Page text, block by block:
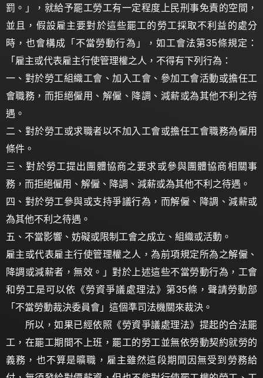
罰。」，就給予罷工勞工有一定程度上民刑事免責的空間，
並且，假設雇主要對於這些罷工的勞工採取不利益的處分
時，也會構成「不當勞動行為」，如工會法第35條規定：
「雇主或代表雇主行使管理權之人，不得有下列行為：
一、對於勞工組織工會、加入工會、參加工會活動或擔任工
會職務，而拒絕僱用、解僱、降調、減薪或為其他不利之待
遇。
二、對於勞工或求職者以不加入工會或擔任工會職務為僱用
條件。
三、對於勞工提出團體協商之要求或參與團體協商相關事
務，而拒絕僱用、解僱、降調、減薪或為其他不利之待遇。
四、對於勞工參與或支持爭議行為，而解僱、降調、減薪或
為其他不利之待遇。
五、不當影響、妨礙或限制工會之成立、組織或活動。
雇主或代表雇主行使管理權之人，為前項規定所為之解僱、
降調或減薪者，無效。」對於上述這些不當勞動行為，工會
和勞工是可以依《勞資爭議處理法》第35條，聲請勞動部
「不當勞動裁決委員會」這個準司法機關來裁決。
所以，如果已經依照《勞資爭議處理法》提起的合法罷
工，在罷工期間不上班，罷工的勞工並無依勞動契約就勞的
義務，也不算是曠職，雇主雖然這段期間因無受到勞務給